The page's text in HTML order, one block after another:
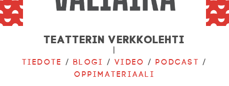
Teatterin verkkolehti
|
Tiedote /Blogi /Video /Podcast /
Oppimateriaali